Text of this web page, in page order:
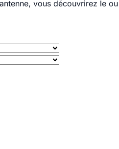
vous découvrirez le